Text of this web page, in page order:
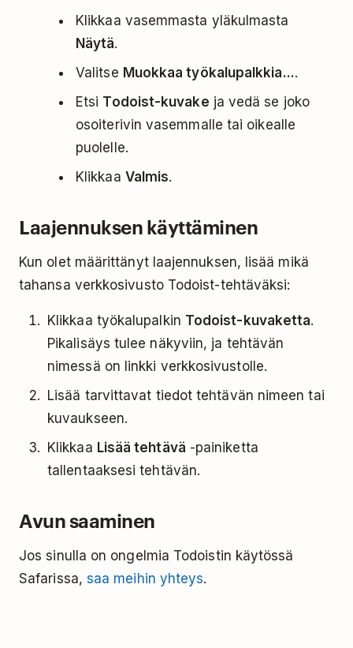
Klikkaa vasemmasta yläkulmasta
Näytä.
Valitse Muokkaa työkalupalkkia....
Etsi Todoist-kuvake ja vedä se joko
osoiterivin vasemmalle tai oikealle
puolelle.
Klikkaa Valmis.
Laajennuksen käyttäminen
Kun olet määrittänyt laajennuksen, lisää mikä
tahansa verkkosivusto Todoist-tehtäväksi:
Klikkaa työkalupalkin Todoist-kuvaketta.
Pikalisäys tulee näkyviin, ja tehtävän
nimessä on linkki verkkosivustolle.
Lisää tarvittavat tiedot tehtävän nimeen tai
kuvaukseen.
Klikkaa Lisää tehtävä -painiketta
tallentaaksesi tehtävän.
Avun saaminen
Jos sinulla on ongelmia Todoistin käytössä
Safarissa, saa meihin yhteys.